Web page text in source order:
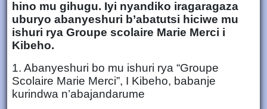
hino mu gihugu. Iyi nyandiko iragaragaza
uburyo abanyeshuri b’abatutsi hiciwe mu
ishuri rya Groupe scolaire Marie Merci i
Kibeho.
1. Abanyeshuri bo mu ishuri rya “Groupe
Scolaire Marie Merci”, I Kibeho, babanje
kurindwa n’abajandarume